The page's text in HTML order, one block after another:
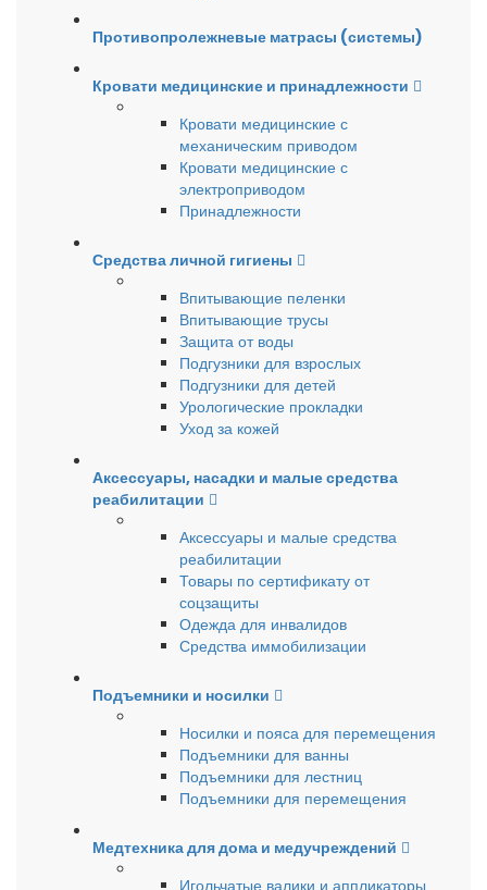
Противопролежневые матрасы (системы)
Кровати медицинские и принадлежности
Кровати медицинские с
механическим приводом
Кровати медицинские с
электроприводом
Принадлежности
Средства личной гигиены
Впитывающие пеленки
Впитывающие трусы
Защита от воды
Подгузники для взрослых
Подгузники для детей
Урологические прокладки
Уход за кожей
Аксессуары, насадки и малые средства
реабилитации
Аксессуары и малые средства
реабилитации
Товары по сертификату от
соцзащиты
Одежда для инвалидов
Средства иммобилизации
Подъемники и носилки
Носилки и пояса для перемещения
Подъемники для ванны
Подъемники для лестниц
Подъемники для перемещения
Медтехника для дома и медучреждений
Игольчатые валики и аппликаторы